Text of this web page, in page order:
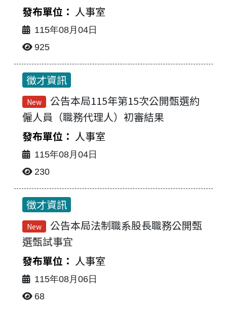
人事室
115年08月04日
925
徵才資訊
New
公告本局115年第15次公開甄選約
僱人員（職務代理人）初審結果
人事室
115年08月04日
230
徵才資訊
New
公告本局法制職系股長職務公開甄
選甄試事宜
人事室
115年08月06日
68